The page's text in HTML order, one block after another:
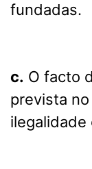
fundadas.
c. O facto
prevista
ilegalidade